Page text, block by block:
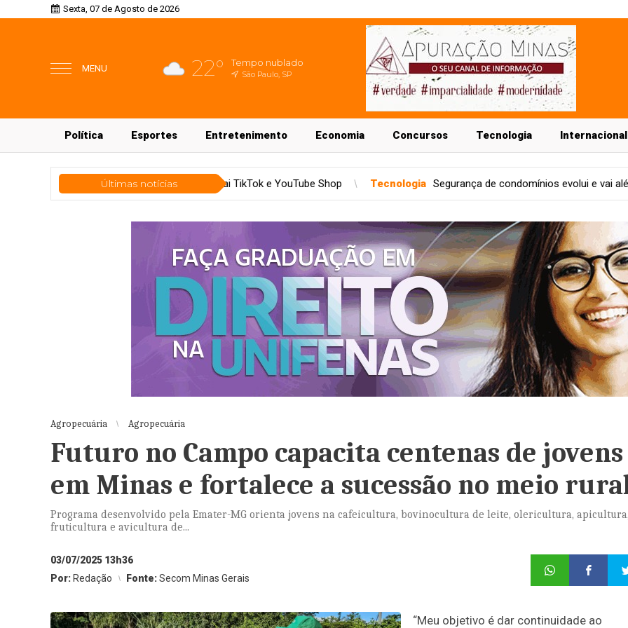
Sexta, 07 de Agosto de 2026
MENU 22° Tempo nublado
São Paulo, SP
Política Esportes Entretenimento Economia Concursos Tecnologia Internacional
Últimas notícias
cresce e atrai TikTok e YouTube Shop Tecnologia Segurança de condomínios evolui e vai além das câmeras
Agropecuária Agropecuária
Futuro no Campo capacita centenas de jovens
em Minas e fortalece a sucessão no meio
Programa desenvolvido pela Emater-MG orienta jovens na cafeicultura, bovinocultura de leite, olericultura,
fruticultura e avicultura de...
03/07/2025 13h36
Por: Redação Fonte:Secom Minas Gerais
“Meu objetivo é dar continuidade ao